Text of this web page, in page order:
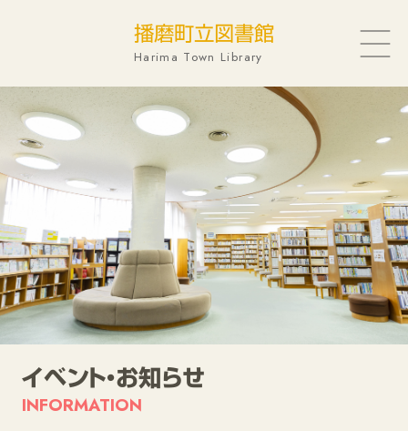
新着図書
特集展示
予約ランキング
電子図書館
イベント・お知らせ
SNS
播磨町立図書館
Harima Town Library
イベント・お知らせ
INFORMATION